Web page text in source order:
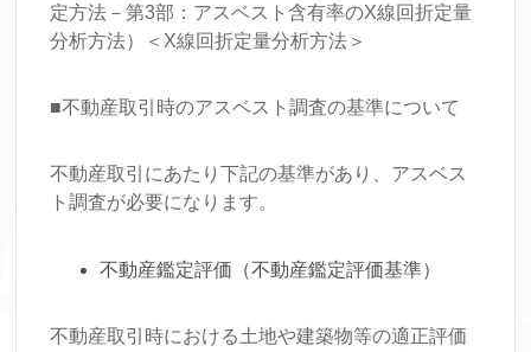
定方法－第3部：アスベスト含有率のX線回折定量
分析方法）＜X線回折定量分析方法＞
■不動産取引時のアスベスト調査の基準について
不動産取引にあたり下記の基準があり、アスベス
ト調査が必要になります。
不動産鑑定評価（不動産鑑定評価基準）
不動産取引時における土地や建築物等の適正評価